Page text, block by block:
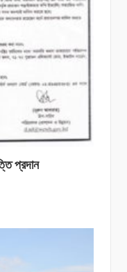
প্রদান